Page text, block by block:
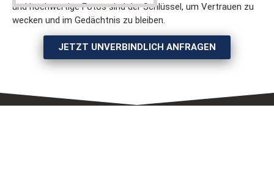
und hochwertige Fotos sind der Schlüssel, um Vertrauen zu
wecken und im Gedächtnis zu bleiben.
JETZT UNVERBINDLICH ANFRAGEN